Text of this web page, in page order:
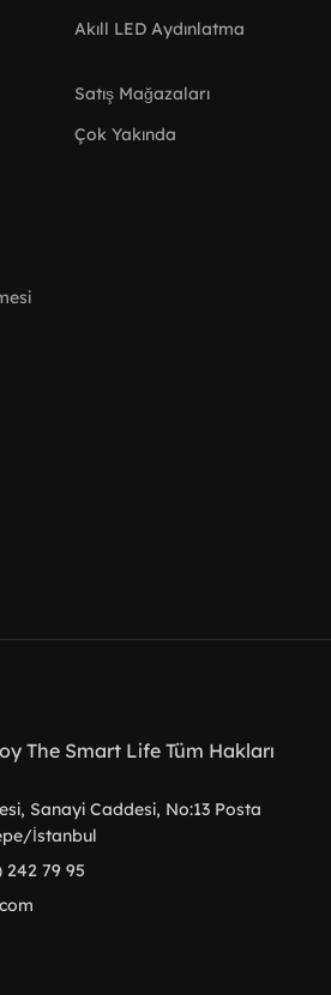
Akıll LED Aydınlatma
Satış Mağazaları
Çok Yakında
The Smart Life Tüm Hakları
Sanayi Caddesi, No:13 Posta
İstanbul
242 79 95